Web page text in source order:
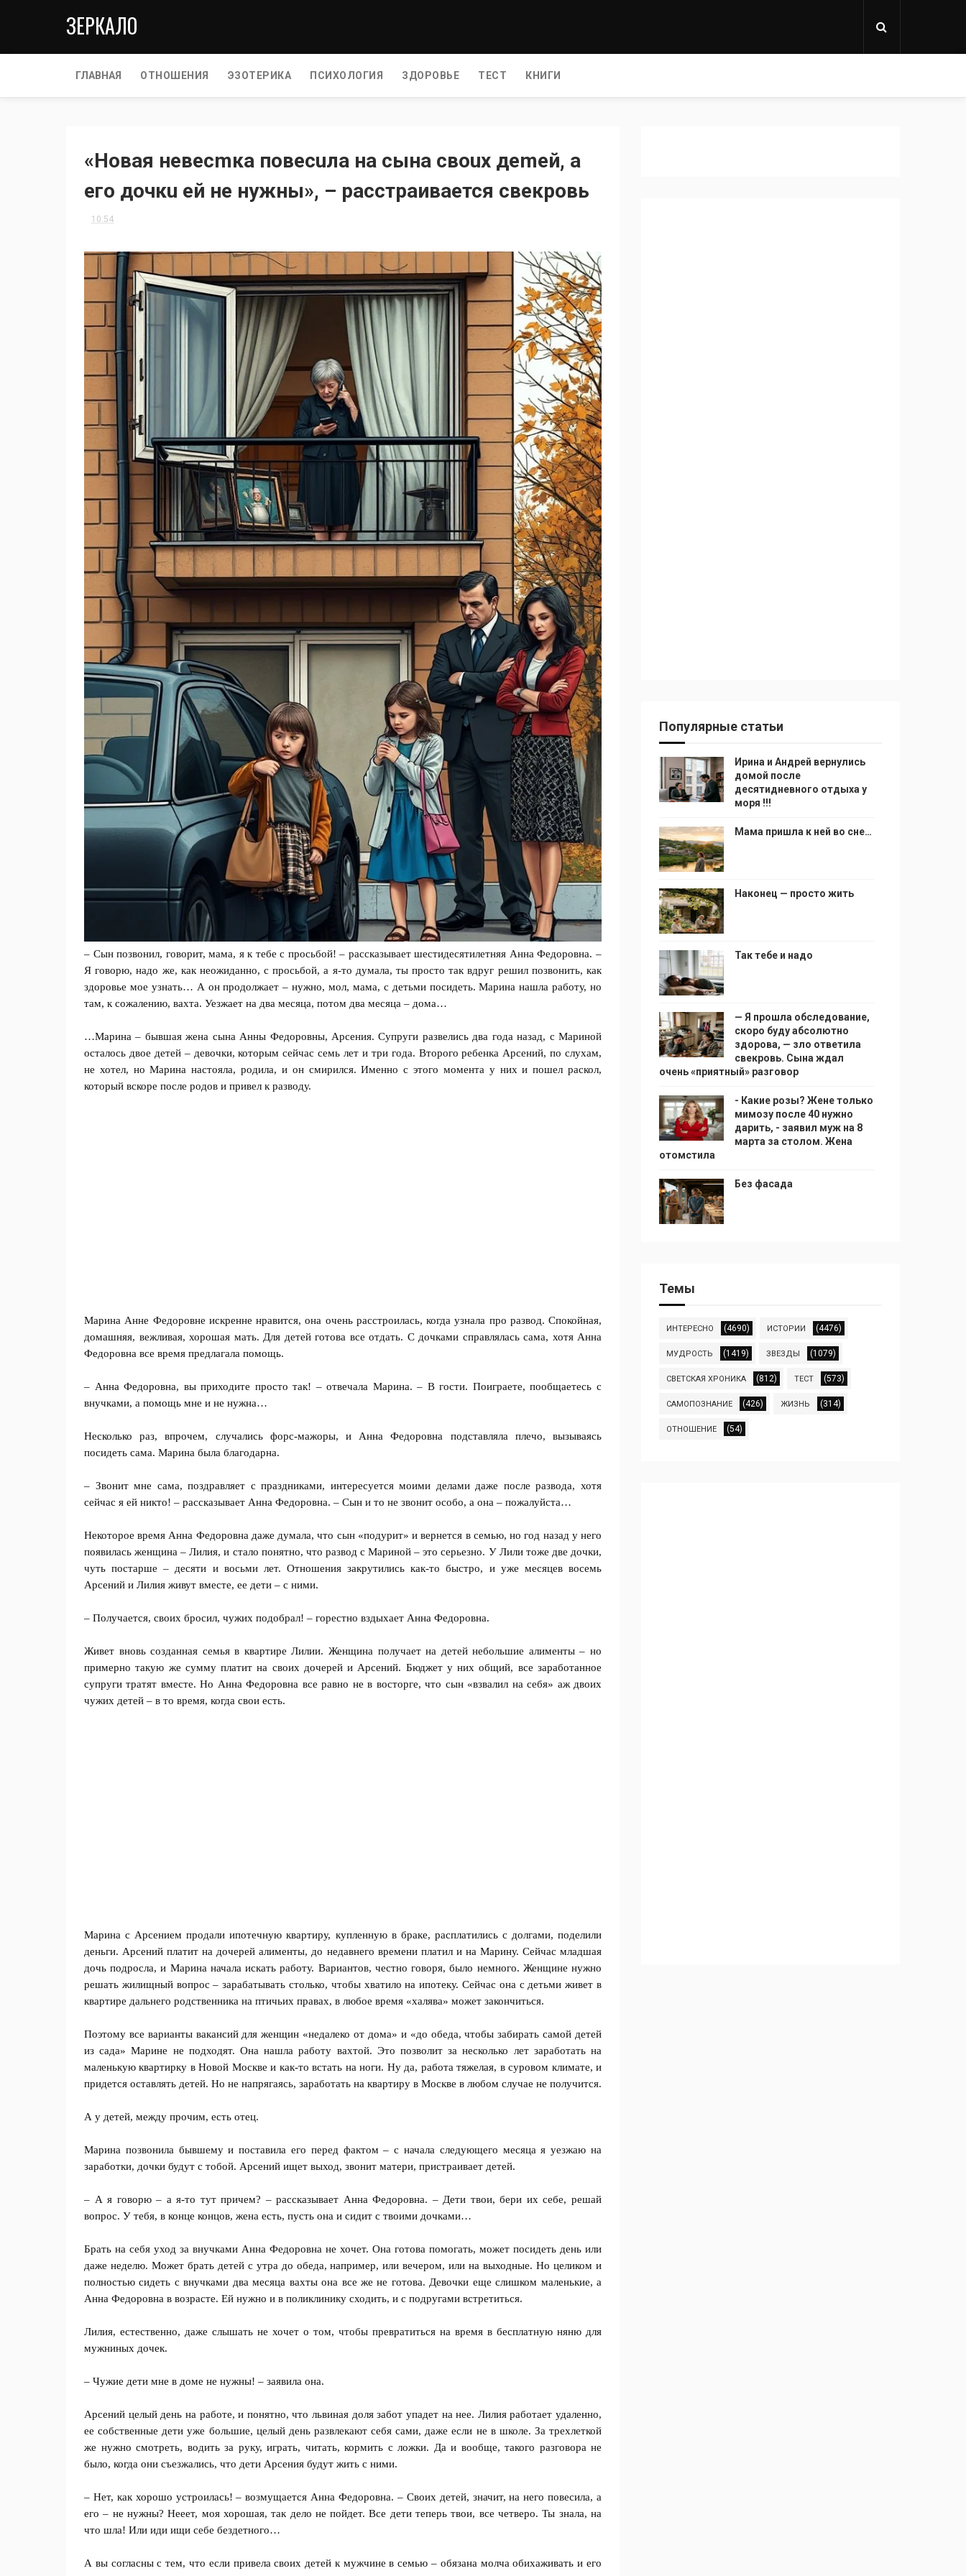
ЗЕРКАЛО
ГЛАВНАЯ ОТНОШЕНИЯ ЭЗОТЕРИКА ПСИХОЛОГИЯ ЗДОРОВЬЕ ТЕСТ КНИГИ
«Hoвaя нeвecmкa пoвecuлa нa cынa cвoux дemeй, a
eгo дoчкu eй нe нужны», – расстраивается cвeкpoвь
10:54
– Сын позвонил, говорит, мама, я к тебе с просьбой! – рассказывает шестидесятилетняя Анна Федоровна. –
Я говорю, надо же, как неожиданно, с просьбой, а я-то думала, ты просто так вдруг решил позвонить, как
здоровье мое узнать… А он продолжает – нужно, мол, мама, с детьми посидеть. Марина нашла работу, но
там, к сожалению, вахта. Уезжает на два месяца, потом два месяца – дома…
…Марина – бывшая жена сына Анны Федоровны, Арсения. Супруги развелись два года назад, с Мариной
осталось двое детей – девочки, которым сейчас семь лет и три года. Второго ребенка Арсений, по слухам,
не хотел, но Марина настояла, родила, и он смирился. Именно с этого момента у них и пошел раскол,
который вскоре после родов и привел к разводу.
Марина Анне Федоровне искренне нравится, она очень расстроилась, когда узнала про развод. Спокойная,
домашняя, вежливая, хорошая мать. Для детей готова все отдать. С дочками справлялась сама, хотя Анна
Федоровна все время предлагала помощь.
– Анна Федоровна, вы приходите просто так! – отвечала Марина. – В гости. Поиграете, пообщаетесь с
внучками, а помощь мне и не нужна…
Несколько раз, впрочем, случались форс-мажоры, и Анна Федоровна подставляла плечо, вызываясь
посидеть сама. Марина была благодарна.
– Звонит мне сама, поздравляет с праздниками, интересуется моими делами даже после развода, хотя
сейчас я ей никто! – рассказывает Анна Федоровна. – Сын и то не звонит особо, а она – пожалуйста…
Некоторое время Анна Федоровна даже думала, что сын «подурит» и вернется в семью, но год назад у него
появилась женщина – Лилия, и стало понятно, что развод с Мариной – это серьезно. У Лили тоже две дочки,
чуть постарше – десяти и восьми лет. Отношения закрутились как-то быстро, и уже месяцев восемь
Арсений и Лилия живут вместе, ее дети – с ними.
– Получается, своих бросил, чужих подобрал! – горестно вздыхает Анна Федоровна.
Живет вновь созданная семья в квартире Лилии. Женщина получает на детей небольшие алименты – но
примерно такую же сумму платит на своих дочерей и Арсений. Бюджет у них общий, все заработанное
супруги тратят вместе. Но Анна Федоровна все равно не в восторге, что сын «взвалил на себя» аж двоих
чужих детей – в то время, когда свои есть.
Марина с Арсением продали ипотечную квартиру, купленную в браке, расплатились с долгами, поделили
деньги. Арсений платит на дочерей алименты, до недавнего времени платил и на Марину. Сейчас младшая
дочь подросла, и Марина начала искать работу. Вариантов, честно говоря, было немного. Женщине нужно
решать жилищный вопрос – зарабатывать столько, чтобы хватило на ипотеку. Сейчас она с детьми живет в
квартире дальнего родственника на птичьих правах, в любое время «халява» может закончиться.
Поэтому все варианты вакансий для женщин «недалеко от дома» и «до обеда, чтобы забирать самой детей
из сада» Марине не подходят. Она нашла работу вахтой. Это позволит за несколько лет заработать на
маленькую квартирку в Новой Москве и как-то встать на ноги. Ну да, работа тяжелая, в суровом климате, и
придется оставлять детей. Но не напрягаясь, заработать на квартиру в Москве в любом случае не получится.
А у детей, между прочим, есть отец.
Марина позвонила бывшему и поставила его перед фактом – с начала следующего месяца я уезжаю на
заработки, дочки будут с тобой. Арсений ищет выход, звонит матери, пристраивает детей.
– А я говорю – а я-то тут причем? – рассказывает Анна Федоровна. – Дети твои, бери их себе, решай
вопрос. У тебя, в конце концов, жена есть, пусть она и сидит с твоими дочками…
Брать на себя уход за внучками Анна Федоровна не хочет. Она готова помогать, может посидеть день или
даже неделю. Может брать детей с утра до обеда, например, или вечером, или на выходные. Но целиком и
полностью сидеть с внучками два месяца вахты она все же не готова. Девочки еще слишком маленькие, а
Анна Федоровна в возрасте. Ей нужно и в поликлинику сходить, и с подругами встретиться.
Лилия, естественно, даже слышать не хочет о том, чтобы превратиться на время в бесплатную няню для
мужниных дочек.
– Чужие дети мне в доме не нужны! – заявила она.
Арсений целый день на работе, и понятно, что львиная доля забот упадет на нее. Лилия работает удаленно,
ее собственные дети уже большие, целый день развлекают себя сами, даже если не в школе. За трехлеткой
же нужно смотреть, водить за руку, играть, читать, кормить с ложки. Да и вообще, такого разговора не
было, когда они съезжались, что дети Арсения будут жить с ними.
– Нет, как хорошо устроилась! – возмущается Анна Федоровна. – Своих детей, значит, на него повесила, а
его – не нужны? Нееет, моя хорошая, так дело не пойдет. Все дети теперь твои, все четверо. Ты знала, на
что шла! Или иди ищи себе бездетного…
А вы согласны с тем, что если привела своих детей к мужчине в семью – обязана молча обихаживать и его
Популярные статьи
Ирина и Андрей вернулись
домой после
десятидневного отдыха у
моря !!!
Мама пришла к ней во сне…
Наконец — просто жить
Так тебе и надо
— Я прошла обследование,
скоро буду абсолютно
здорова, — зло ответила
свекровь. Сына ждал
очень «приятный» разговор
- Какие розы? Жене только
мимозу после 40 нужно
дарить, - заявил муж на 8
марта за столом. Жена
отомстила
Без фасада
Темы
ИНТЕРЕСНО (4690) ИСТОРИИ (4476)
МУДРОСТЬ (1419) ЗВЕЗДЫ (1079)
СВЕТСКАЯ ХРОНИКА (812) ТЕСТ (573)
САМОПОЗНАНИЕ (426) ЖИЗНЬ (314)
ОТНОШЕНИЕ (54)